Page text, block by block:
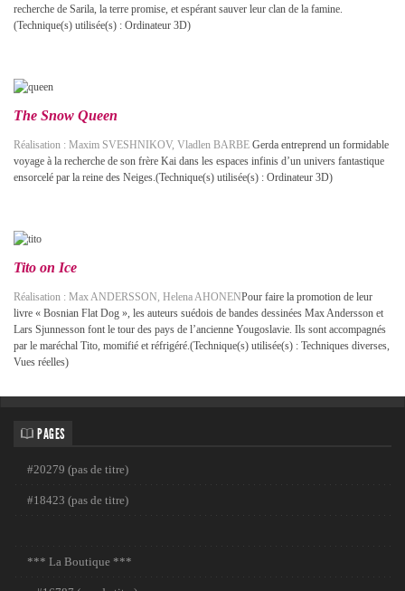
recherche de Sarila, la terre promise, et espérant sauver leur clan de la famine.
(Technique(s) utilisée(s) : Ordinateur 3D)
The Snow Queen
Réalisation : Maxim SVESHNIKOV, Vladlen BARBE Gerda entreprend un formidable
voyage à la recherche de son frère Kai dans les espaces infinis d’un univers fantastique
ensorcelé par la reine des Neiges.(Technique(s) utilisée(s) : Ordinateur 3D)
Tito on Ice
Réalisation : Max ANDERSSON, Helena AHONENPour faire la promotion de leur
livre « Bosnian Flat Dog », les auteurs suédois de bandes dessinées Max Andersson et
Lars Sjunnesson font le tour des pays de l’ancienne Yougoslavie. Ils sont accompagnés
par le maréchal Tito, momifié et réfrigéré.(Technique(s) utilisée(s) : Techniques diverses,
Vues réelles)
PAGES
#20279 (pas de titre)
#18423 (pas de titre)
*** La Boutique ***